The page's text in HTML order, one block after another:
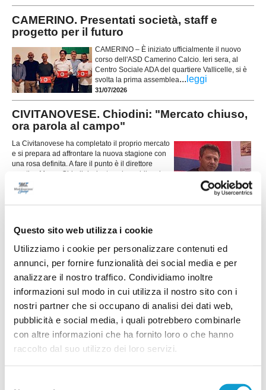
Questo sito web utilizza i cookie
Utilizziamo i cookie per personalizzare contenuti ed
annunci, per fornire funzionalità dei social media e per
analizzare il nostro traffico. Condividiamo inoltre
informazioni sul modo in cui utilizza il nostro sito con i
nostri partner che si occupano di analisi dei dati web,
pubblicità e social media, i quali potrebbero combinarle
con altre informazioni che ha fornito loro o che hanno
raccolto dal suo utilizzo dei loro servizi.
CAMERINO. Presentati società, staff e
progetto per il futuro
CAMERINO – È iniziato ufficialmente il nuovo
corso dell'ASD Camerino Calcio. Ieri sera, al
Centro Sociale ADA del quartiere Vallicelle, si è
svolta la prima assemblea... leggi
31/07/2026
CIVITANOVESE. Chiodini: "Mercato chiuso,
ora parola al campo"
La Civitanovese ha completato il proprio mercato
e si prepara ad affrontare la nuova stagione con
una rosa definita. A fare il punto è il direttore
sportivo Mauro Chiodini, che traccia un bilancio
del lavoro svolto e guard
30/07/2026
entusiasmo e grandi ambizioni
...leggi
VIGOR MACERATA. Si riparte da tante
riconferme e tre volti nuovi
Nelle foto (da sx): Kheder, Camilloni e Demaj La Vigor Macerata è pronta a
voltare pagina e a prepararsi alla sua prima storica stagione nel
nelle scorse settimane, il club guarda avanti con determinazione, senza